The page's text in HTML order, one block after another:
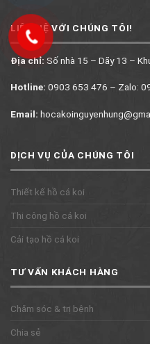
LIÊN HỆ VỚI CHÚNG TÔI!
Địa chỉ: Số nhà 15 – Dãy 13 –
Hotline: 0903 653 476 – Zalo:
Email:
DỊCH VỤ CỦA CHÚNG TÔI
Thiết kế hồ cá koi
Thi công hồ cá koi
Cải tạo hồ cá koi
TƯ VẤN KHÁCH HÀNG
Chăm sóc & trị bệnh
Chia sẻ